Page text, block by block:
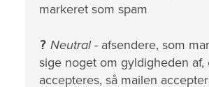
markeret som spam
? Neutral- afsendere, som
sige noget om gyldigheden af,
accepteres, så mailen